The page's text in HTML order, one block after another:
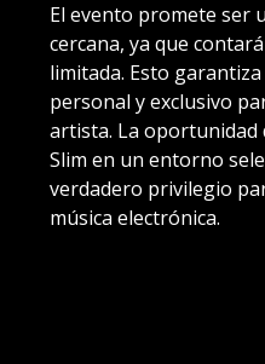
El evento promete ser
cercana, ya que
limitada. Esto
personal y exclusivo
artista. La oportunidad
Slim en un entorno
verdadero privilegio
música electrónica.